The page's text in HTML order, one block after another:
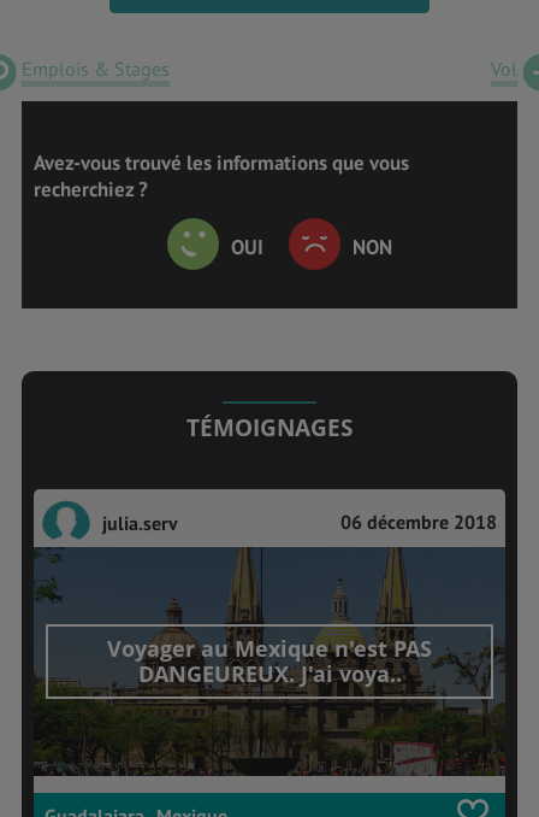
Emplois & Stages Vol
Avez-vous trouvé les informations que vous
recherchiez ?
OUI NON
TÉMOIGNAGES
julia.serv 06 décembre 2018
Voyager au Mexique n'est PAS
DANGEUREUX. J'ai voya..